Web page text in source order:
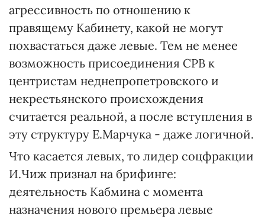
агрессивность по отношению к
правящему Кабинету, какой не могут
похвастаться даже левые. Тем не менее
возможность присоединения СРВ к
центристам неднепропетровского и
некрестьянского происхождения
считается реальной, а после вступления в
эту структуру Е.Марчука - даже логичной.
Что касается левых, то лидер соцфракции
И.Чиж признал на брифинге:
деятельность Кабмина с момента
назначения нового премьера левые